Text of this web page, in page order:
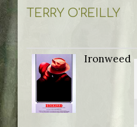
TERRY O'REILLY
Ironweed